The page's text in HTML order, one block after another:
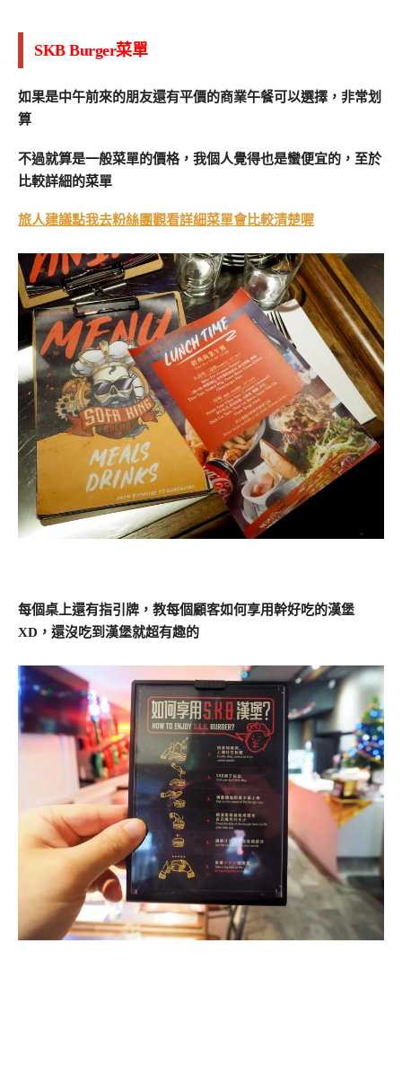
SKB Burger菜單
如果是中午前來的朋友還有平價的商業午餐可以選擇，非常划
算
不過就算是一般菜單的價格，我個人覺得也是蠻便宜的，至於
比較詳細的菜單
旅人建議點我去粉絲團觀看詳細菜單會比較清楚喔
每個桌上還有指引牌，教每個顧客如何享用幹好吃的漢堡
XD，還沒吃到漢堡就超有趣的